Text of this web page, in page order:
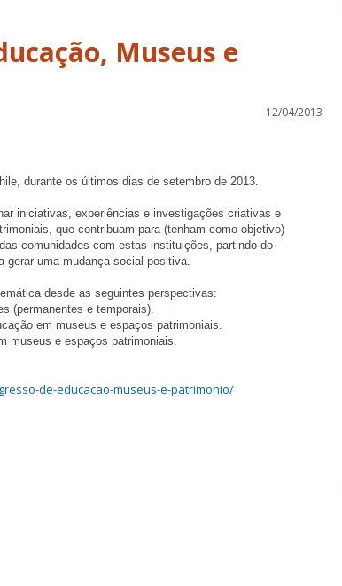
Museus e
12/04/2013
durante os últimos dias de setembro de 2013.
iniciativas, experiências e investigações criativas e
que contribuam para (tenham como objetivo)
comunidades com estas instituições, partindo do
gerar uma mudança social positiva.
desde as seguintes perspectivas:
(permanentes e temporais).
em museus e espaços patrimoniais.
museus e espaços patrimoniais.
de-educacao-museus-e-patrimonio/